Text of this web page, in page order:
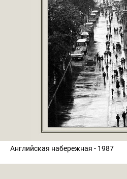
Английская набережная - 1987